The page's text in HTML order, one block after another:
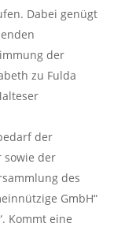
Dabei genügt
der
zu Fulda
der
der
des
GmbH“
Kommt eine